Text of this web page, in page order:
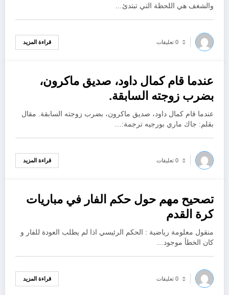
والشغف هي اللحظة التي تبتدئ…
0 تعليقات قراءة المزيد
أكتوبر 18, 2022
عندما قام كمال داود، صديق ماكرون،
بضرب زوجته السابقة.
عندما قام كمال داود، صديق ماكرون، بضرب زوجته السابقة. مقال
بقلم: جاك ماري بورجيه ترجمة:…
0 تعليقات قراءة المزيد
أكتوبر 18, 2022
تصحيح مهم حول حكم الفار في مباريات
كرة القدم
منقول معلومة رياضية : الحكم الرئيسي اذا لم يطلب العودة للفار و
كان الخطأ موجود…
0 تعليقات قراءة المزيد